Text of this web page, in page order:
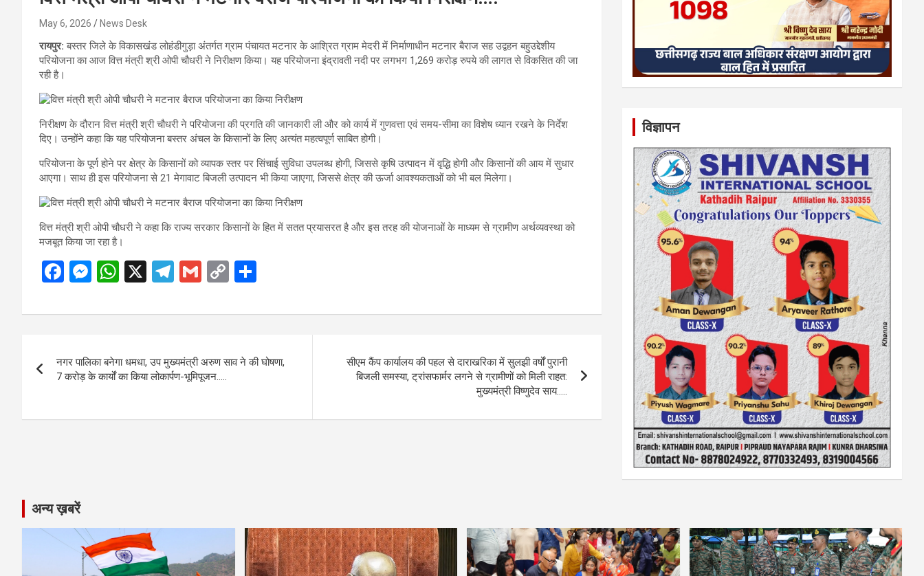
May 6, 2026 News Desk
रायपुर:बस्तर जिले के विकासखंड लोहंडीगुड़ा अंतर्गत ग्राम पंचायत मटनार के आश्रित ग्राम मेदरी में निर्माणाधीन मटनार बैराज सह उद्वहन बहुउद्देशीय
परियोजना का आज वित्त मंत्री श्री ओपी चौधरी ने निरीक्षण किया। यह परियोजना इंद्रावती नदी पर लगभग 1,269 करोड़ रुपये की लागत से विकसित की जा
रही है।
निरीक्षण के दौरान वित्त मंत्री श्री चौधरी ने परियोजना की प्रगति की जानकारी ली और को कार्य में गुणवत्ता एवं समय-सीमा का विशेष ध्यान रखने के निर्देश
दिए। उन्होंने कहा कि यह परियोजना बस्तर अंचल के किसानों के लिए अत्यंत महत्वपूर्ण साबित होगी।
परियोजना के पूर्ण होने पर क्षेत्र के किसानों को व्यापक स्तर पर सिंचाई सुविधा उपलब्ध होगी, जिससे कृषि उत्पादन में वृद्धि होगी और किसानों की आय में सुधार
आएगा। साथ ही इस परियोजना से 21 मेगावाट बिजली उत्पादन भी किया जाएगा, जिससे क्षेत्र की ऊर्जा आवश्यकताओं को भी बल मिलेगा।
वित्त मंत्री श्री ओपी चौधरी ने कहा कि राज्य सरकार किसानों के हित में सतत प्रयासरत है और इस तरह की योजनाओं के माध्यम से ग्रामीण अर्थव्यवस्था को
मजबूत किया जा रहा है।
F
ce
o
o
M
se
g
er
W
at
A
p
X
T
e
a
m
G
ail
C
py
n
ar
navigation
नगर पालिका बनेगा धमधा, उप मुख्यमंत्री अरुण साव ने की घोषणा,
7 करोड़ के कार्यों का किया लोकार्पण-भूमिपूजन…..
सीएम कैंप कार्यालय की पहल से दाराखरिका में सुलझी वर्षों पुरानी
बिजली समस्या, ट्रांसफार्मर लगने से ग्रामीणों को मिली राहत:
मुख्यमंत्री विष्णुदेव साय…..
विज्ञापन
अन्य ख़बरें